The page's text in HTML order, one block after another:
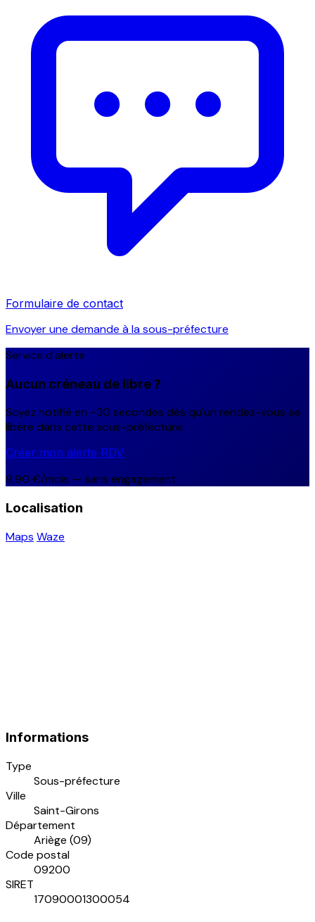
Formulaire de contact
Envoyer une demande à la sous-préfecture
Service d'alerte
Aucun créneau de libre ?
Soyez notifié en ~30 secondes dès qu'un rendez-vous se
libère dans cette sous-préfecture.
Créer mon alerte RDV
9,90 €/mois — sans engagement
Localisation
Maps Waze
Informations
Type
Sous-préfecture
Ville
Saint-Girons
Département
Ariège (09)
Code postal
09200
SIRET
17090001300054